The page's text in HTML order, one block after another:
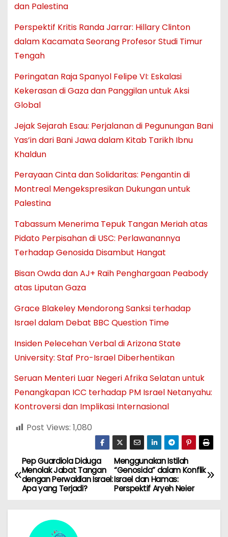
dan Palestina
Perspektif Kritis Randa Jarrar: Hillary Clinton
dalam Kacamata Seorang Profesor Studi Timur
Tengah
Peringatan Raja Spanyol Felipe VI: Eskalasi
Kekerasan di Gaza dan Panggilan untuk Aksi
Global
Jejak Sejarah Esau: Perjalanan di Pegunungan Bani
Yas’in dari Bani Jawa dalam Kitab Tarikh Ibnu
Khaldun
Perayaan Cinta dan Solidaritas: Pengantin di
Montreal Mengekspresikan Dukungan untuk
Palestina
Tabassum Menerima Tepuk Tangan Meriah atas
Pidato Perpisahan di USC: Perlawanannya
Terhadap Genosida Disambut Hangat
Bisan Owda dan AJ+ Raih Penghargaan Peabody
atas Liputan Gaza
Grace Blakeley Mendorong Sanksi terhadap
Israel dalam Debat BBC Question Time
Insiden Pelecehan Verbal di Arizona State
University: Staf Pro-Israel Diberhentikan
Seruan Menteri Luar Negeri Afrika Selatan untuk
Penangkapan ICC terhadap PM Israel Netanyahu:
Kontroversi dan Implikasi Internasional
Post Views: 1,080
N
a
v
Menggunakan Istilah
“Genosida” dalam Konflik
Israel dan Hamas:
Perspektif Aryeh Neier
Pep Guardiola Diduga
Menolak Jabat Tangan
dengan Perwakilan Israel:
Apa yang Terjadi?